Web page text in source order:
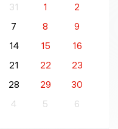
31 1
2
7 8
9
14 15
16
21 22
23
28 29
30
4 5 6